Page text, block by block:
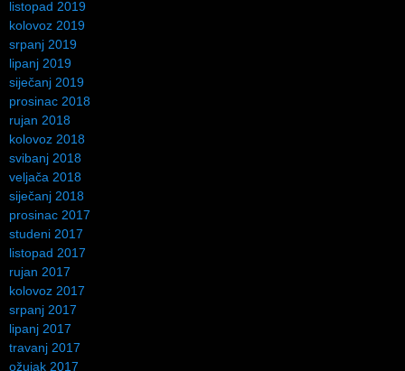
listopad 2019
kolovoz 2019
srpanj 2019
lipanj 2019
siječanj 2019
prosinac 2018
rujan 2018
kolovoz 2018
svibanj 2018
veljača 2018
siječanj 2018
prosinac 2017
studeni 2017
listopad 2017
rujan 2017
kolovoz 2017
srpanj 2017
lipanj 2017
travanj 2017
ožujak 2017